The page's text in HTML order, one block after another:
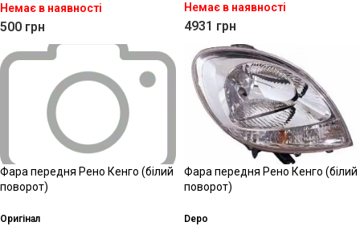
Немає в наявності
500 грн
Немає в наявності
4931 грн
Фара передня Рено Кенго (білий
поворот)
Оригінал
Фара передня Рено Кенго (білий
поворот)
Depo